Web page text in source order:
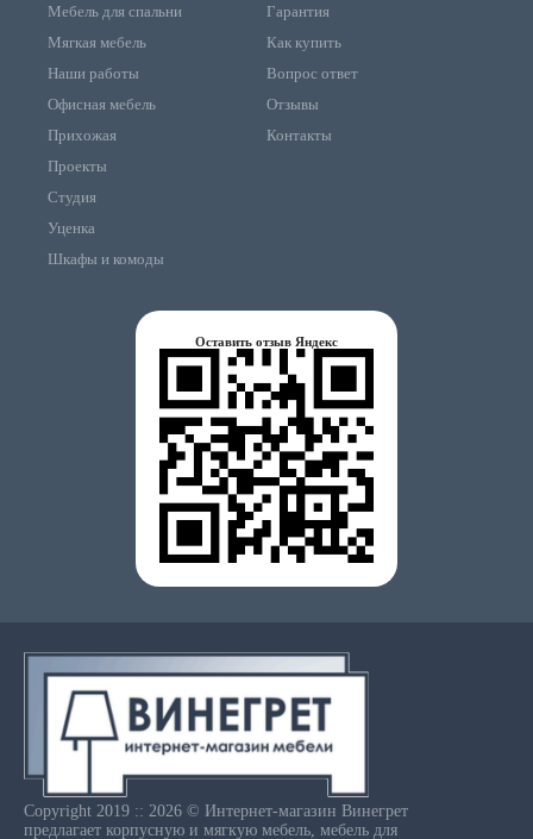
Мебель для спальни
Мягкая мебель
Наши работы
Офисная мебель
Прихожая
Проекты
Студия
Уценка
Шкафы и комоды
Гарантия
Как купить
Вопрос ответ
Отзывы
Контакты
Оставить отзыв Яндекс
Copyright 2019 :: 2026 © Интернет-магазин Винегрет
предлагает корпусную и мягкую мебель, мебель для